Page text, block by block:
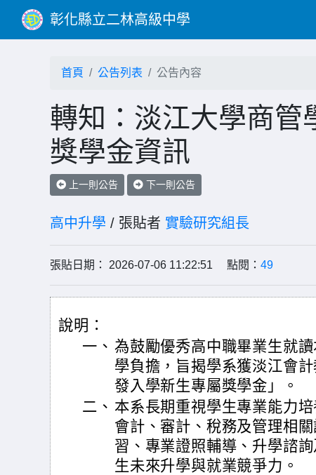
彰化縣立二林高級中學
首頁 公告列表 公告內容
轉知：淡江大學商管
獎學金資訊
上一則公告 下一則公告
高中升學 / 張貼者 實驗研究組長
張貼日期： 2026-07-06 11:22:51 點閱： 49
說明：
一、 為鼓勵優秀高中職畢業生就
學負擔，旨揭學系獲淡江會
發入學新生專屬獎學金」。
二、 本系長期重視學生專業能力
會計、審計、稅務及管理相
習、專業證照輔導、升學諮
生未來升學與就業競爭力。